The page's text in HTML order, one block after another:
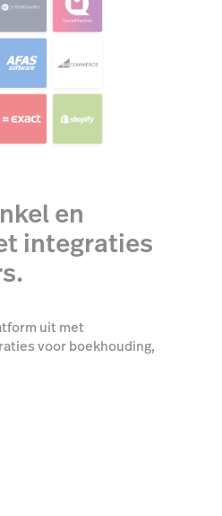
en
integraties
uit met
voor boekhouding,